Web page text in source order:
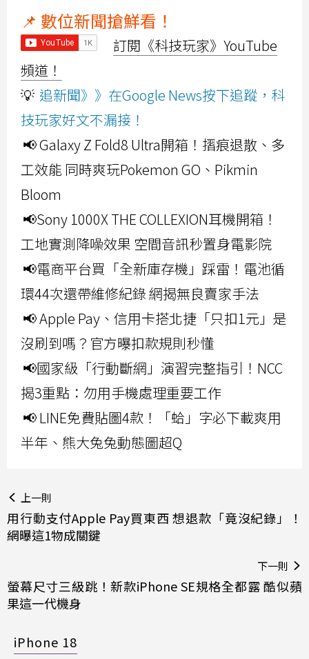
📌 數位新聞搶鮮看！
訂閱《科技玩家》YouTube
頻道！
💡 追新聞》》在Google News按下追蹤，科
技玩家好文不漏接！
📢 Galaxy Z Fold8 Ultra開箱！摺痕退散、多
工效能 同時爽玩Pokemon GO、Pikmin
Bloom
📢Sony 1000X THE COLLEXION耳機開箱！
工地實測降噪效果 空間音訊秒置身電影院
📢電商平台買「全新庫存機」踩雷！電池循
環44次還帶維修紀錄 網揭無良賣家手法
📢 Apple Pay、信用卡搭北捷「只扣1元」是
沒刷到嗎？官方曝扣款規則秒懂
📢國家級「行動斷網」演習完整指引！NCC
揭3重點：勿用手機處理重要工作
📢 LINE免費貼圖4款！「蛤」字必下載爽用
半年、熊大兔兔動態圖超Q
上一則
用行動支付Apple Pay買東西 想退款「竟沒紀錄」！
網曝這1物成關鍵
下一則
螢幕尺寸三級跳！新款iPhone SE規格全都露 酷似蘋
果這一代機身
iPhone 18